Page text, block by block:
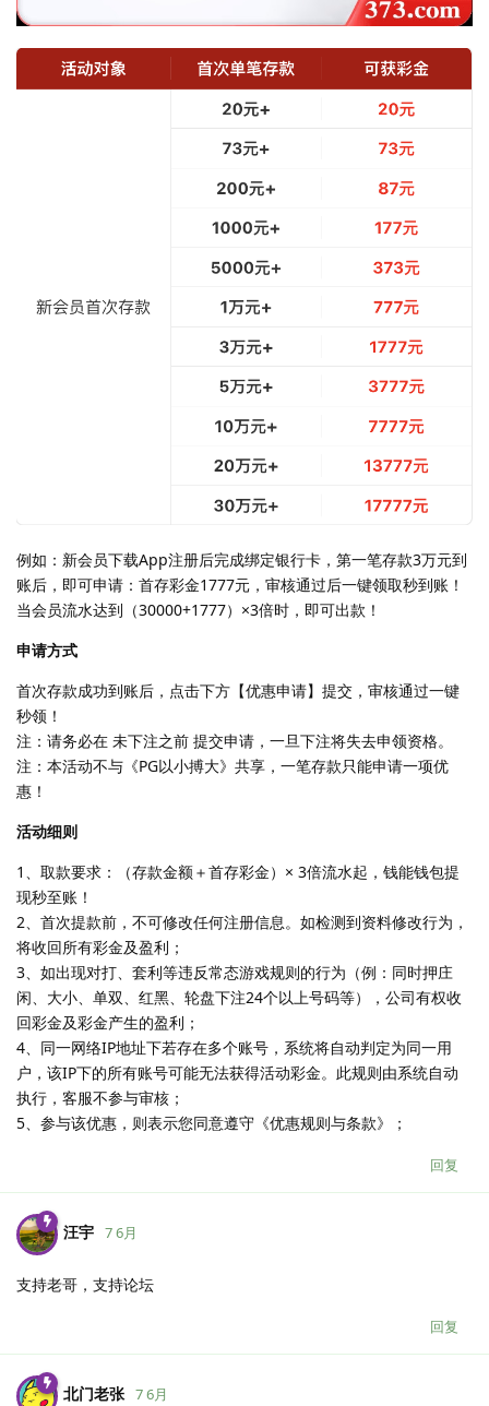
例如：新会员下载App注册后完成绑定银行卡，第一笔存款3万元到
账后，即可申请：首存彩金1777元，审核通过后一键领取秒到账！
当会员流水达到（30000+1777）×3倍时，即可出款！
申请方式
首次存款成功到账后，点击下方【优惠申请】提交，审核通过一键
秒领！
注：请务必在 未下注之前 提交申请，一旦下注将失去申领资格。
注：本活动不与《PG以小搏大》共享，一笔存款只能申请一项优
惠！
活动细则
1、取款要求：（存款金额＋首存彩金）× 3倍流水起，钱能钱包提
现秒至账！
2、首次提款前，不可修改任何注册信息。如检测到资料修改行为，
将收回所有彩金及盈利；
3、如出现对打、套利等违反常态游戏规则的行为（例：同时押庄
闲、大小、单双、红黑、轮盘下注24个以上号码等），公司有权收
回彩金及彩金产生的盈利；
4、同一网络IP地址下若存在多个账号，系统将自动判定为同一用
户，该IP下的所有账号可能无法获得活动彩金。此规则由系统自动
执行，客服不参与审核；
5、参与该优惠，则表示您同意遵守《优惠规则与条款》；
回复
汪宇 7 6月
支持老哥，支持论坛
回复
北门老张 7 6月